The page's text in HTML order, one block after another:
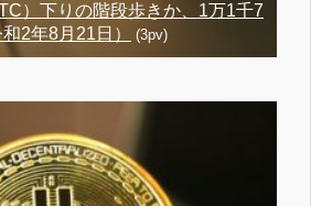
）下りの階段歩きか、1万1千7
2年8月21日）
(3pv)